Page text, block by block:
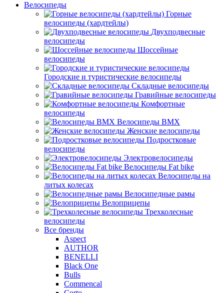
Велосипеды
Горные
велосипеды (хардтейлы)
Двухподвесные
велосипеды
Шоссейные
велосипеды
Городские и туристические велосипеды
Складные велосипеды
Гравийные велосипеды
Комфортные
велосипеды
Велосипеды BMX
Женские велосипеды
Подростковые
велосипеды
Электровелосипеды
Велосипеды Fat bike
Велосипеды на
литых колесах
Велосипедные рамы
Велоприцепы
Трехколесные
велосипеды
Все бренды
Aspect
AUTHOR
BENELLI
Black One
Bulls
Commencal